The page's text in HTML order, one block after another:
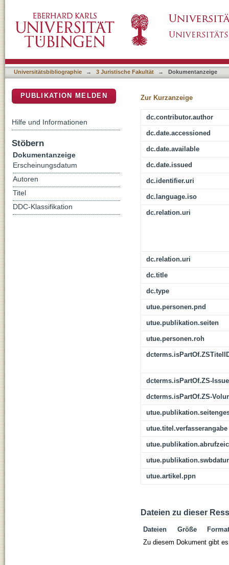
Universitätsbibliographie → 3 Juristische Fakultät → Dokumentanzeige
Zur Kurzanzeige
dc.contributor.author
dc.date.accessioned
dc.date.available
dc.date.issued
dc.identifier.uri
dc.language.iso
dc.relation.uri
dc.relation.uri
dc.title
dc.type
utue.personen.pnd
utue.publikation.seiten
utue.personen.roh
dcterms.isPartOf.ZS-Issue
dcterms.isPartOf.ZS-
utue.titel.verfasserangabe
utue.artikel.ppn
Dateien zu dieser
Dateien Größe
Format
Zu diesem Dokument gibt
PUBLIKATION MELDEN
Hilfe und Informationen
Stöbern
Dokumentanzeige
Erscheinungsdatum
Autoren
Titel
DDC-Klassifikation